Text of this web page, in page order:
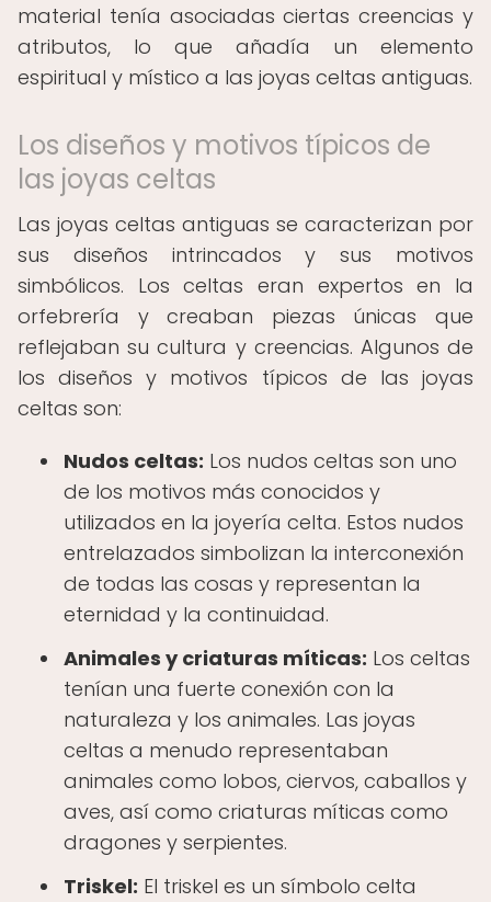
material tenía asociadas ciertas creencias y
atributos, lo que añadía un elemento
espiritual y místico a las joyas celtas antiguas.
Los diseños y motivos típicos de
las joyas celtas
Las joyas celtas antiguas se caracterizan por
sus diseños intrincados y sus motivos
simbólicos. Los celtas eran expertos en la
orfebrería y creaban piezas únicas que
reflejaban su cultura y creencias. Algunos de
los diseños y motivos típicos de las joyas
celtas son:
Nudos celtas: Los nudos celtas son uno
de los motivos más conocidos y
utilizados en la joyería celta. Estos nudos
entrelazados simbolizan la interconexión
de todas las cosas y representan la
eternidad y la continuidad.
Animales y criaturas míticas: Los celtas
tenían una fuerte conexión con la
naturaleza y los animales. Las joyas
celtas a menudo representaban
animales como lobos, ciervos, caballos y
aves, así como criaturas míticas como
dragones y serpientes.
Triskel: El triskel es un símbolo celta